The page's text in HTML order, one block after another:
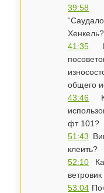
39:58
Хенкель?
41:35
общего
43:46
фт 101?
51:43
клеить?
52:10
53:04